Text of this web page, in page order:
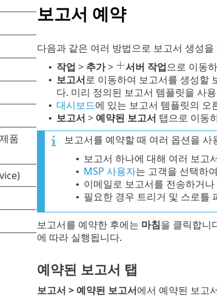
보고서 예약
다음과 같은 여러 방법으로 보고서 생성
• 작업 > 추가> 서버 작업으로 이동
• 보고서로 이동하여 보고서를 생성할
다. 미리 정의된 보고서 템플릿을 사
• 대시보드에 있는 보고서 템플릿의 오
• 보고서 > 예약된 보고서 탭으로 이동
보고서를 예약할 때 여러 옵션을 사
• 보고서 하나에 대해 여러 보고
• MSP 사용자는 고객을 선택하
• 이메일로 보고서를 전송하거
• 필요한 경우 트리거 및 스로틀
보고서를 예약한 후에는 마침을 클릭합니
에 따라 실행됩니다.
예약된 보고서 탭
보고서 > 예약된 보고서에서 예약된 보고